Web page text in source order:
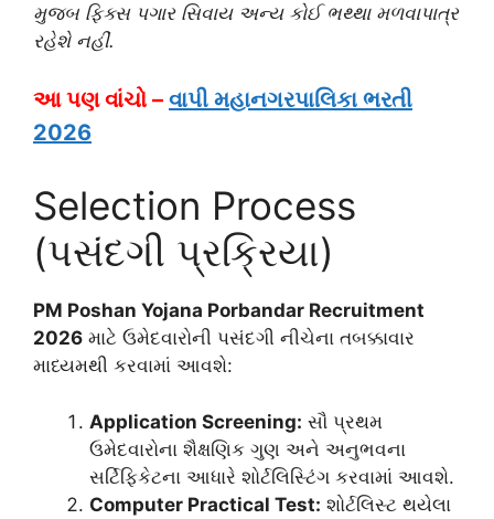
મુજબ ફિક્સ પગાર સિવાય અન્ય કોઈ ભથ્થા મળવાપાત્ર
રહેશે નહીં.
આ પણ વાંચો – વાપી મહાનગરપાલિકા ભરતી
2026
Selection Process
(પસંદગી પ્રક્રિયા)
PM Poshan Yojana Porbandar Recruitment
2026 માટે ઉમેદવારોની પસંદગી નીચેના તબક્કાવાર
માધ્યમથી કરવામાં આવશે:
Application Screening: સૌ પ્રથમ
ઉમેદવારોના શૈક્ષણિક ગુણ અને અનુભવના
સર્ટિફિકેટના આધારે શોર્ટલિસ્ટિંગ કરવામાં આવશે.
Computer Practical Test: શોર્ટલિસ્ટ થયેલા